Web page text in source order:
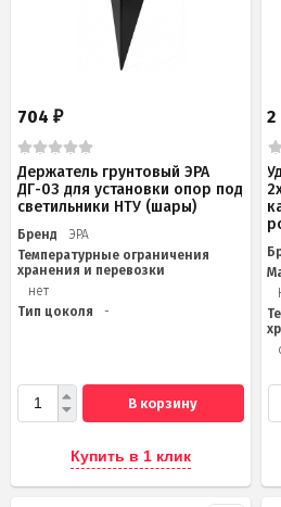
704 ₽
Держатель грунтовый ЭРА
ДГ-03 для установки опор под
светильники НТУ (шары)
Бренд
ЭРА
Температурные ограничения
хранения и перевозки
нет
Тип цоколя
-
В корзину
Купить в 1 клик